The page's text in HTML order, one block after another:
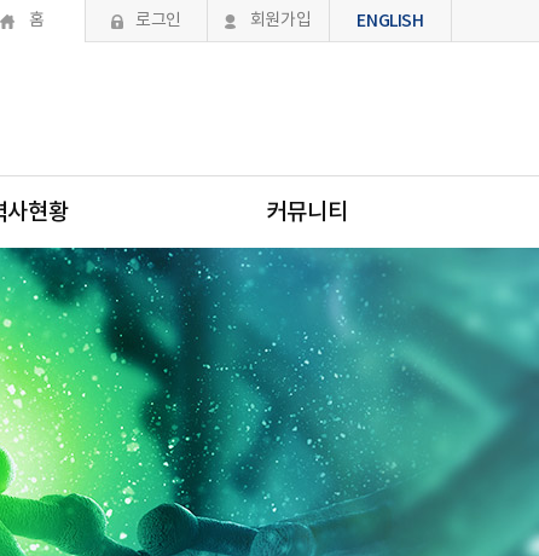
홈 로그인 회원가입 ENGLISH
사현황 커뮤니티